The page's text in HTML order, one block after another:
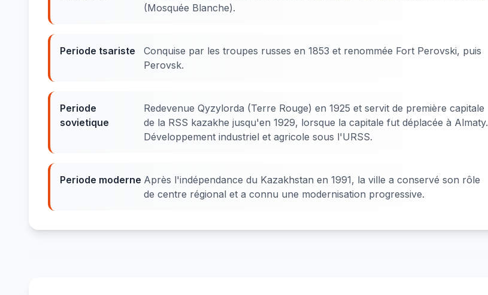
(Mosquée Blanche).
Periode tsariste
Conquise par les troupes russes en 1853 et renommée Fort Perovski, puis
Perovsk.
Periode
sovietique
Redevenue Qyzylorda (Terre Rouge) en 1925 et servit de première capitale
de la RSS kazakhe jusqu'en 1929, lorsque la capitale fut déplacée à Almaty.
Développement industriel et agricole sous l'URSS.
Periode moderne Après l'indépendance du Kazakhstan en 1991, la ville a conservé son rôle
de centre régional et a connu une modernisation progressive.